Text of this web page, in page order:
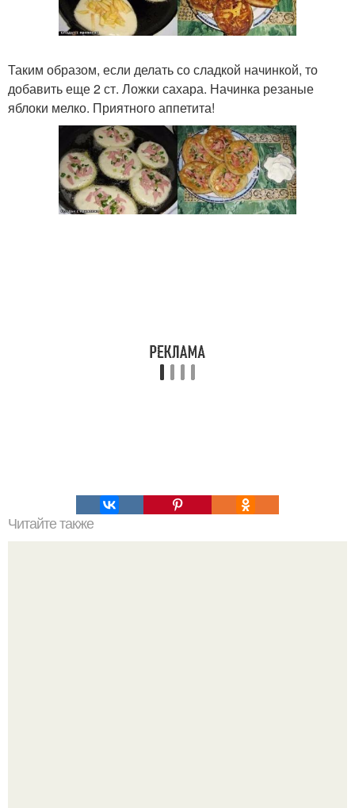
Таким образом, если делать со сладкой начинкой, то
добавить еще 2 ст. Ложки сахара. Начинка резаные
яблоки мелко. Приятного аппетита!
Читайте также